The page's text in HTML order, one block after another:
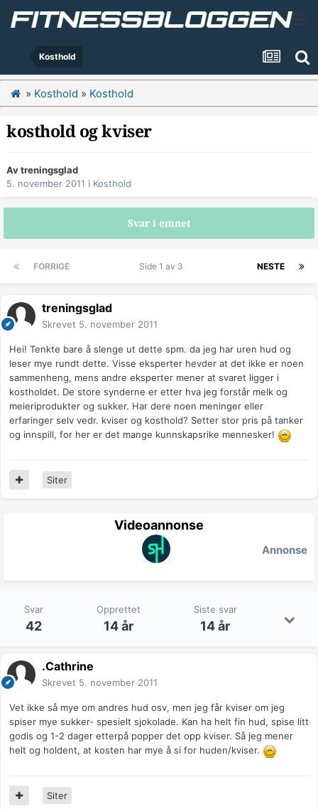
Kosthold
» Kosthold » Kosthold
kosthold og kviser
Avtreningsglad
5. november 2011 i Kosthold
Svar i emnet
FORRIGE NESTE
Side 1 av 3
treningsglad
Skrevet 5. november 2011
Hei! Tenkte bare å slenge ut dette spm. da jeg har uren hud og
leser mye rundt dette. Visse eksperter hevder at det ikke er noen
sammenheng, mens andre eksperter mener at svaret ligger i
kostholdet. De store synderne er etter hva jeg forstår melk og
meieriprodukter og sukker. Har dere noen meninger eller
erfaringer selv vedr. kviser og kosthold? Setter stor pris på tanker
og innspill, for her er det mange kunnskapsrike mennesker!
Siter
Videoannonse
Annonse
Svar
42
Opprettet
14 år
Siste svar
14 år
.Cathrine
Skrevet 5. november 2011
Vet ikke så mye om andres hud osv, men jeg får kviser om jeg
spiser mye sukker- spesielt sjokolade. Kan ha helt fin hud, spise litt
godis og 1-2 dager etterpå popper det opp kviser. Så jeg mener
helt og holdent, at kosten har mye å si for huden/kviser.
Siter